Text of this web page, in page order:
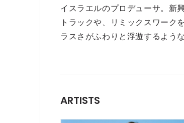
イスラエルのプロデューサ。新
トラックや、リミックスワーク
ラスさがふわりと浮遊するよう
ARTISTS